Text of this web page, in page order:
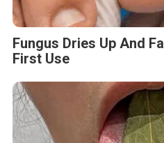
Fungus Dries Up And
First Use